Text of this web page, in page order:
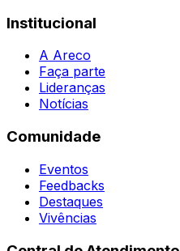
Institucional
A Areco
Faça parte
Lideranças
Notícias
Comunidade
Eventos
Feedbacks
Destaques
Vivências